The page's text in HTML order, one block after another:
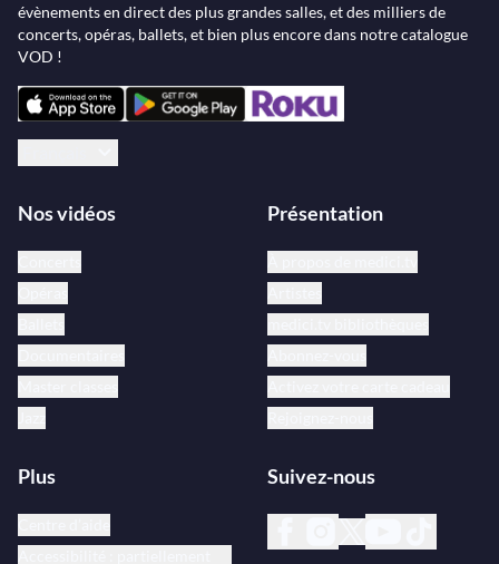
évènements en direct des plus grandes salles, et des milliers de
concerts, opéras, ballets, et bien plus encore dans notre catalogue
VOD !
Nos vidéos Présentation
Plus Suivez-nous